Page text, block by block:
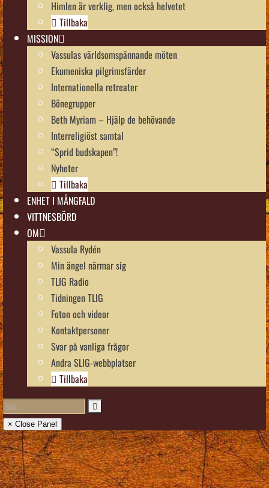
Himlen är verklig, men också helvetet
Tillbaka
MISSION
Vassulas världsomspännande möten
Ekumeniska pilgrimsfärder
Internationella retreater
Bönegrupper
Beth Myriam – Hjälp de behövande
Interreligiöst samtal
“Sprid budskapen”!
Nyheter
Tillbaka
ENHET I MÅNGFALD
VITTNESBÖRD
OM
Vassula Rydén
Min ängel närmar sig
TLIG Radio
Tidningen TLIG
Foton och videor
Kontaktpersoner
Svar på vanliga frågor
Andra SLIG-webbplatser
Tillbaka
× Close Panel